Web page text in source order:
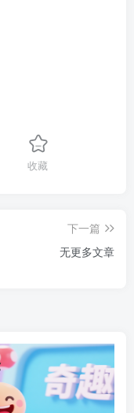
收藏
下一篇
无更多文章